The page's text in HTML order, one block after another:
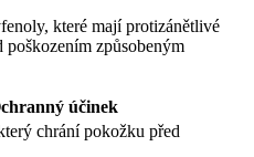
které mají protizánětlivé
způsobeným
účinek
chrání pokožku před